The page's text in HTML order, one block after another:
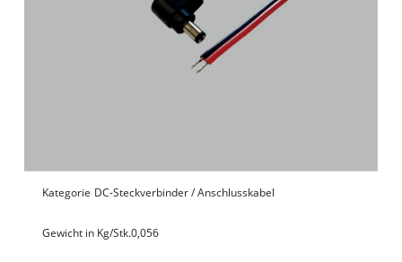
Kategorie DC-Steckverbinder / Anschlusskabel
Gewicht in Kg/Stk.0,056